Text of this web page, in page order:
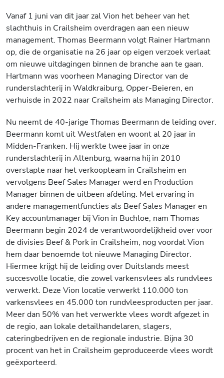
Vanaf 1 juni van dit jaar zal Vion het beheer van het
slachthuis in Crailsheim overdragen aan een nieuw
management. Thomas Beermann volgt Rainer Hartmann
op, die de organisatie na 26 jaar op eigen verzoek verlaat
om nieuwe uitdagingen binnen de branche aan te gaan.
Hartmann was voorheen Managing Director van de
runderslachterij in Waldkraiburg, Opper-Beieren, en
verhuisde in 2022 naar Crailsheim als Managing Director.
Nu neemt de 40-jarige Thomas Beermann de leiding over.
Beermann komt uit Westfalen en woont al 20 jaar in
Midden-Franken. Hij werkte twee jaar in onze
runderslachterij in Altenburg, waarna hij in 2010
overstapte naar het verkoopteam in Crailsheim en
vervolgens Beef Sales Manager werd en Production
Manager binnen de uitbeen afdeling. Met ervaring in
andere managementfuncties als Beef Sales Manager en
Key accountmanager bij Vion in Buchloe, nam Thomas
Beermann begin 2024 de verantwoordelijkheid over voor
de divisies Beef & Pork in Crailsheim, nog voordat Vion
hem daar benoemde tot nieuwe Managing Director.
Hiermee krijgt hij de leiding over Duitslands meest
succesvolle locatie, die zowel varkensvlees als rundvlees
verwerkt. Deze Vion locatie verwerkt 110.000 ton
varkensvlees en 45.000 ton rundvleesproducten per jaar.
Meer dan 50% van het verwerkte vlees wordt afgezet in
de regio, aan lokale detailhandelaren, slagers,
cateringbedrijven en de regionale industrie. Bijna 30
procent van het in Crailsheim geproduceerde vlees wordt
geëxporteerd.